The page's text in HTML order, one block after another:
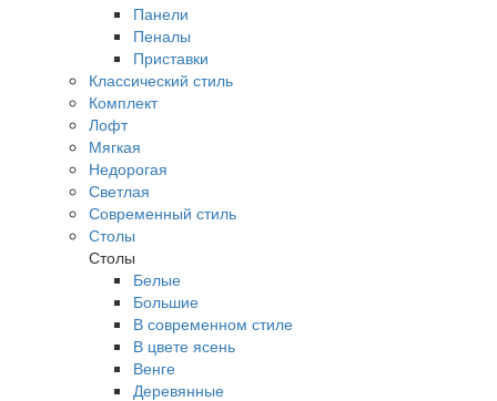
Панели
Пеналы
Приставки
Классический стиль
Комплект
Лофт
Мягкая
Недорогая
Светлая
Современный стиль
Столы
Столы
Белые
Большие
В современном стиле
В цвете ясень
Венге
Деревянные